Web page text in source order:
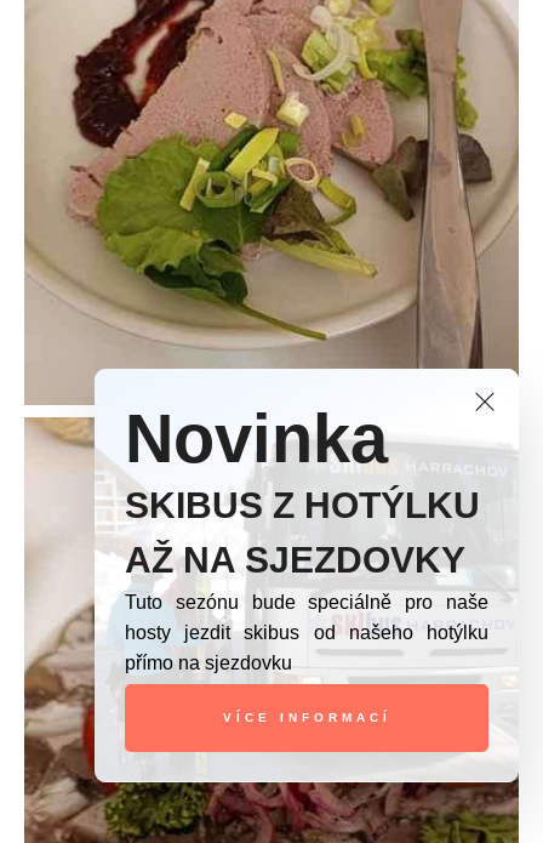
Novinka
SKIBUS Z HOTÝLKU
AŽ NA SJEZDOVKY
Tuto sezónu bude speciálně pro naše
hosty jezdit skibus od našeho hotýlku
přímo na sjezdovku
VÍCE INFORMACÍ